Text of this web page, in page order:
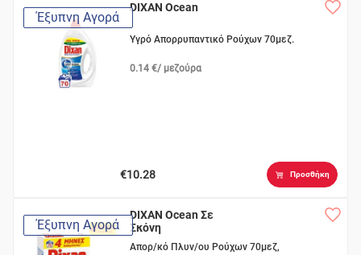
Έξυπνη Αγορά
DIXAN Ocean
Υγρό Απορρυπαντικό Ρούχων 70μεζ.
0.14 €/ μεζούρα
€10.28 Προσθήκη
Έξυπνη Αγορά
DIXAN Ocean Σε
Σκόνη
Απορ/κό Πλυν/ου Ρούχων 70μεζ,